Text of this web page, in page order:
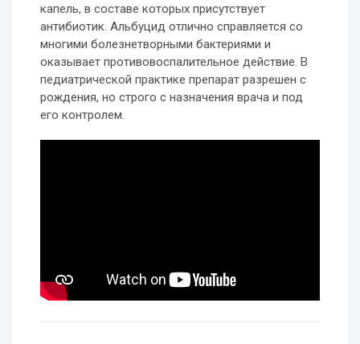
капель, в составе которых присутствует
антибиотик. Альбуцид отлично справляется со
многими болезнетворными бактериями и
оказывает противовоспалительное действие. В
педиатрической практике препарат разрешен с
рождения, но строго с назначения врача и под
его контролем.